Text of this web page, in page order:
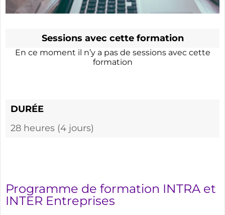
Sessions avec cette formation
En ce moment il n’y a pas de sessions avec cette
formation
DURÉE
28 heures (4 jours)
Programme de formation INTRA et
INTER Entreprises